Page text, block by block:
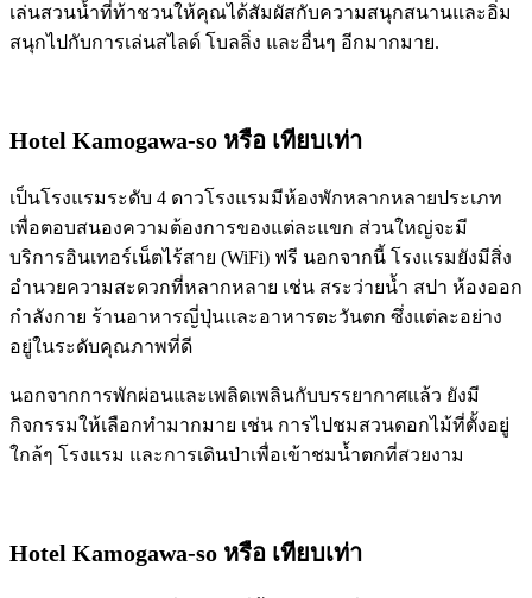
เล่นสวนน้ำที่ท้าชวนให้คุณได้สัมผัสกับความสนุกสนานและอิ่ม
สนุกไปกับการเล่นสไลด์ โบลลิ่ง และอื่นๆ อีกมากมาย.
Hotel Kamogawa-so หรือ เทียบเท่า
เป็นโรงแรมระดับ 4 ดาวโรงแรมมีห้องพักหลากหลายประเภท
เพื่อตอบสนองความต้องการของแต่ละแขก ส่วนใหญ่จะมี
บริการอินเทอร์เน็ตไร้สาย (WiFi) ฟรี นอกจากนี้ โรงแรมยังมีสิ่ง
อำนวยความสะดวกที่หลากหลาย เช่น สระว่ายน้ำ สปา ห้องออก
กำลังกาย ร้านอาหารญี่ปุ่นและอาหารตะวันตก ซึ่งแต่ละอย่าง
อยู่ในระดับคุณภาพที่ดี
นอกจากการพักผ่อนและเพลิดเพลินกับบรรยากาศแล้ว ยังมี
กิจกรรมให้เลือกทำมากมาย เช่น การไปชมสวนดอกไม้ที่ตั้งอยู่
ใกล้ๆ โรงแรม และการเดินป่าเพื่อเข้าชมน้ำตกที่สวยงาม
Hotel Kamogawa-so หรือ เทียบเท่า